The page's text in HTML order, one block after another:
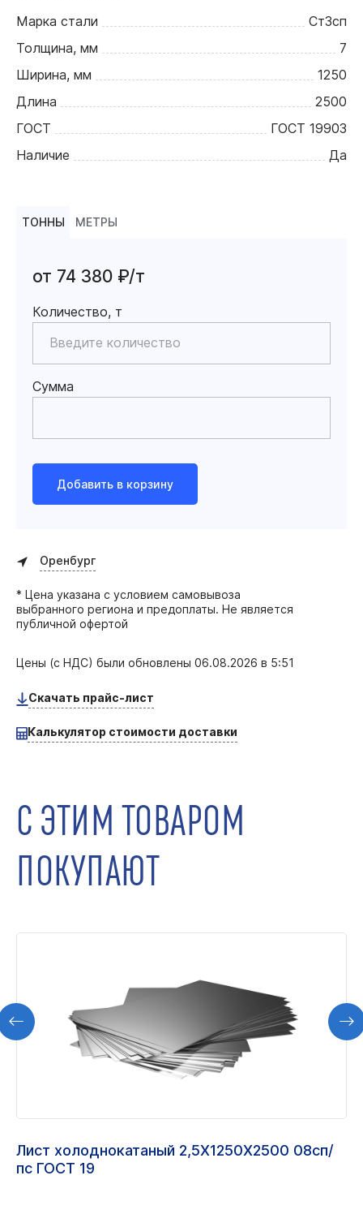
Марка стали
Ст3сп
Толщина, мм
7
Ширина, мм
1250
Длина
2500
ГОСТ
ГОСТ 19903
Наличие
Да
ТОННЫ МЕТРЫ
от 74 380 ₽/т
Количество, т
Сумма
Добавить в корзину
Оренбург
* Цена указана с условием самовывоза
выбранного региона и предоплаты. Не является
публичной офертой
Цены (с НДС) были обновлены 06.08.2026 в 5:51
Скачать прайс-лист
Калькулятор стоимости доставки
С ЭТИМ ТОВАРОМ
ПОКУПАЮТ
Лист холоднокатаный 2,5Х1250Х2500 08сп/
пс ГОСТ 19